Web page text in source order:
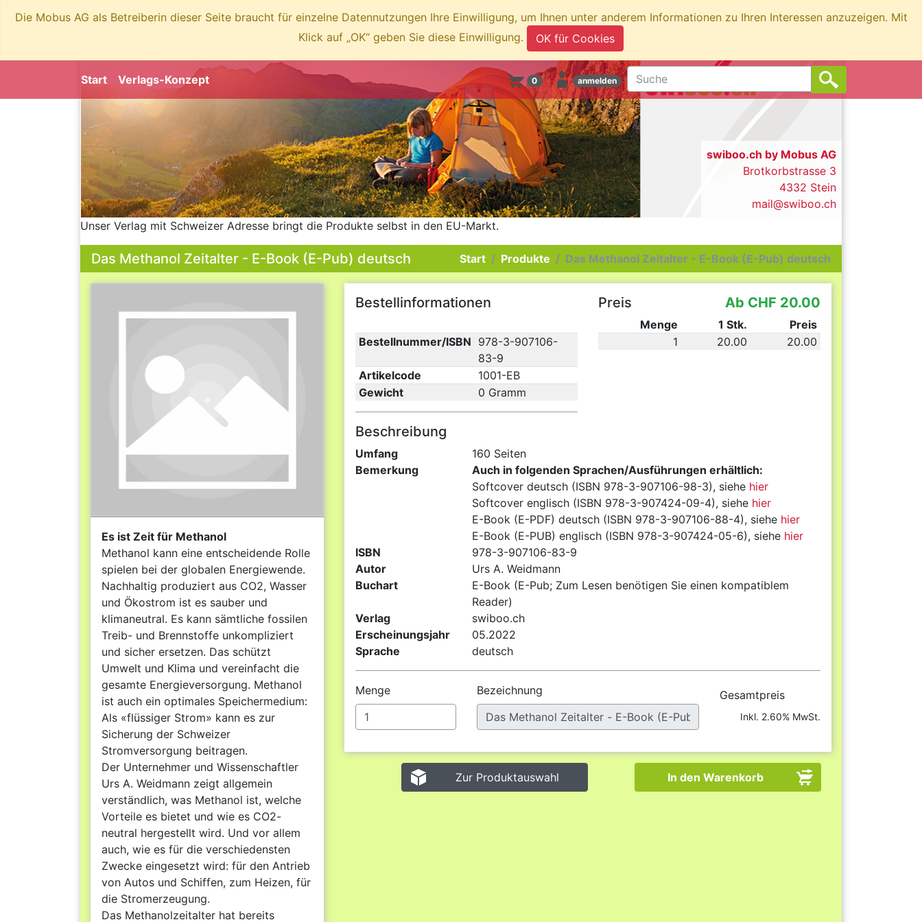
Die Mobus AG als Betreiberin dieser Seite braucht für einzelne Datennutzungen Ihre Einwilligung, um Ihnen unter anderem Informationen zu Ihren Interessen anzuzeigen. Mit
Klick auf „OK“ geben Sie diese Einwilligung.
OK für Cookies
Start Verlags-Konzept 0 anmelden
swiboo.ch by Mobus AG
Brotkorbstrasse 3
4332 Stein
mail@swiboo.ch
Unser Verlag mit Schweizer Adresse bringt die Produkte selbst in den EU-Markt.
Das Methanol Zeitalter - E-Book (E-Pub) deutsch Start Produkte Das Methanol Zeitalter - E-Book (E-Pub) deutsch
Es ist Zeit für Methanol
Methanol kann eine entscheidende Rolle
spielen bei der globalen Energiewende.
Nachhaltig produziert aus CO2, Wasser
und Ökostrom ist es sauber und
klimaneutral. Es kann sämtliche fossilen
Treib- und Brennstoffe unkompliziert
und sicher ersetzen. Das schützt
Umwelt und Klima und vereinfacht die
gesamte Energieversorgung. Methanol
ist auch ein optimales Speichermedium:
Als «flüssiger Strom» kann es zur
Sicherung der Schweizer
Stromversorgung beitragen.
Der Unternehmer und Wissenschaftler
Urs A. Weidmann zeigt allgemein
verständlich, was Methanol ist, welche
Vorteile es bietet und wie es CO2-
neutral hergestellt wird. Und vor allem
auch, wie es für die verschiedensten
Zwecke eingesetzt wird: für den Antrieb
von Autos und Schiffen, zum Heizen, für
die Stromerzeugung.
Das Methanolzeitalter hat bereits
Bestellinformationen
Bestellnummer/ISBN 978-3-907106-
83-9
Artikelcode
1001-EB
Gewicht
0 Gramm
Preis Ab CHF 20.00
Menge 1 Stk.
Preis
1
20.00 20.00
Beschreibung
Umfang
160 Seiten
Bemerkung
Auch in folgenden Sprachen/Ausführungen erhältlich:
Softcover deutsch (ISBN 978-3-907106-98-3), siehe hier
Softcover englisch (ISBN 978-3-907424-09-4), siehe hier
E-Book (E-PDF) deutsch (ISBN 978-3-907106-88-4), siehe hier
E-Book (E-PUB) englisch (ISBN 978-3-907424-05-6), siehe hier
ISBN
978-3-907106-83-9
Autor
Urs A. Weidmann
Buchart
E-Book (E-Pub; Zum Lesen benötigen Sie einen kompatiblem
Reader)
Verlag
swiboo.ch
Erscheinungsjahr
05.2022
Sprache
deutsch
Menge Bezeichnung Gesamtpreis
Inkl. 2.60% MwSt.
Zur Produktauswahl